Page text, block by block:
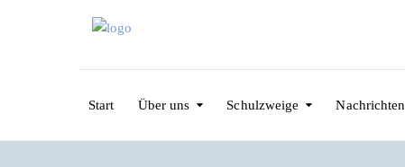
Start Über uns Schulzweige Nachrichten